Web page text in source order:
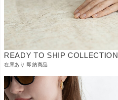
READY TO SHIP COLLECTION
在庫あり 即納商品